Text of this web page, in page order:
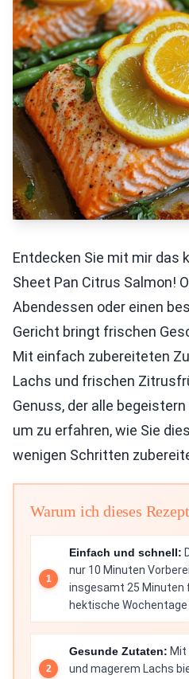
Entdecken Sie mit mir das
Sheet Pan Citrus Salmon!
Abendessen oder einen
Gericht bringt frischen
Mit einfach zubereiteten
Lachs und frischen
Genuss, der alle
um zu erfahren, wie Sie
wenigen Schritten
Warum ich dieses
Einfach und schnell:
nur 10 Minuten
insgesamt 25
hektische Wochentage
Gesunde Zutaten:
und magerem Lachs